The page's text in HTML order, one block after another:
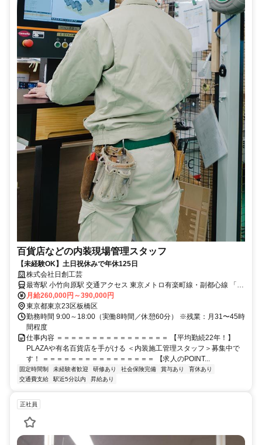
百貨店などの内装現場管理スタッフ
【未経験OK】土日祝休みで年休125日
株式会社日創工芸
最寄駅 小竹向原駅 交通アクセス 東京メトロ有楽町線・副都心線 「小
竹向原駅」より徒歩3分 西武有楽町線「小竹向原駅」より徒歩3分 →
月給260,000円～390,000円
東京都東京23区板橋区
勤務時間 9:00～18:00（実働8時間／休憩60分） ※残業：月31〜45時
間程度
仕事内容 ＝＝＝＝＝＝＝＝＝＝＝＝＝＝＝＝ 【平均勤続22年！】
PLAZAや有名百貨店を手がける ＜内装施工管理スタッフ＞募集中で
す！ ＝＝＝＝＝＝＝＝＝＝＝＝＝＝＝＝ 【求人のPOINT...
固定時間制 未経験者歓迎 研修あり 社会保険完備 賞与あり
育休あり
交通費支給
駅近5分以内 昇給あり
正社員